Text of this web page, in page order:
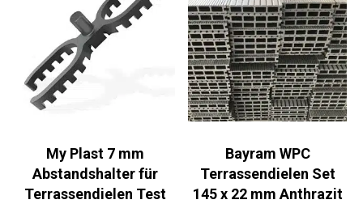
My Plast 7 mm
Abstandshalter für
Terrassendielen Test
Bayram WPC
Terrassendielen Set
145 x 22 mm Anthrazit